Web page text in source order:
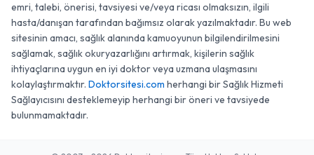
emri, talebi, önerisi, tavsiyesi ve/veya ricası olmaksızın, ilgili
hasta/danışan tarafından bağımsız olarak yazılmaktadır. Bu web
sitesinin amacı, sağlık alanında kamuoyunun bilgilendirilmesini
sağlamak, sağlık okuryazarlığını artırmak, kişilerin sağlık
ihtiyaçlarına uygun en iyi doktor veya uzmana ulaşmasını
kolaylaştırmaktır. Doktorsitesi.com herhangi bir Sağlık Hizmeti
Sağlayıcısını desteklemeyip herhangi bir öneri ve tavsiyede
bulunmamaktadır.